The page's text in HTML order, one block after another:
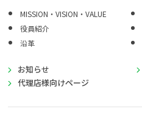
MISSION・VISION・VALUE
役員紹介
沿革
お知らせ
代理店様向けページ